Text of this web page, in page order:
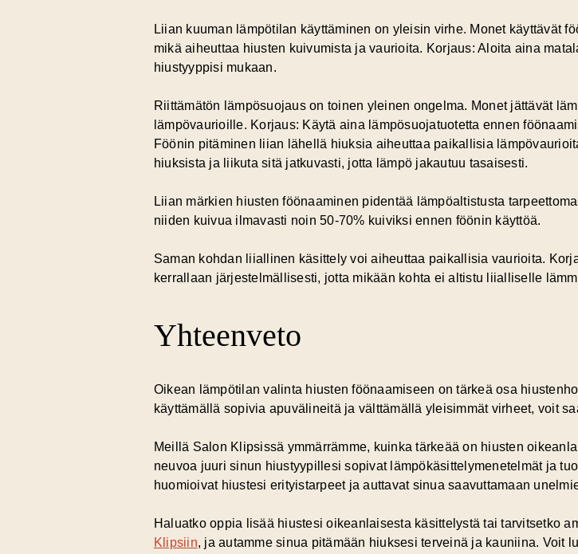
Liian kuuman lämpötilan käyttäminen on yleisin virhe. Monet käyttävät
mikä aiheuttaa hiusten kuivumista ja vaurioita. Korjaus: Aloita aina
hiustyyppisi mukaan.
Riittämätön lämpösuojaus on toinen yleinen ongelma. Monet jättävät
lämpövaurioille. Korjaus: Käytä aina lämpösuojatuotetta ennen
Föönin pitäminen liian lähellä hiuksia aiheuttaa paikallisia
hiuksista ja liikuta sitä jatkuvasti, jotta lämpö jakautuu tasaisesti.
Liian märkien hiusten föönaaminen pidentää lämpöaltistusta
niiden kuivua ilmavasti noin 50-70% kuiviksi ennen föönin käyttöä.
Saman kohdan liiallinen käsittely voi aiheuttaa paikallisia vaurioita.
kerrallaan järjestelmällisesti, jotta mikään kohta ei altistu liialliselle
Yhteenveto
Oikean lämpötilan valinta hiusten föönaamiseen on tärkeä osa
käyttämällä sopivia apuvälineitä ja välttämällä yleisimmät virheet, voit
Meillä Salon Klipsissä ymmärrämme, kuinka tärkeää on hiusten
neuvoa juuri sinun hiustyypillesi sopivat lämpökäsittelymenetelmät ja
huomioivat hiustesi erityistarpeet ja auttavat sinua saavuttamaan
Haluatko oppia lisää hiustesi oikeanlaisesta käsittelystä tai tarvitsetko
Klipsiin, ja autamme sinua pitämään hiuksesi terveinä ja kauniina. Voit